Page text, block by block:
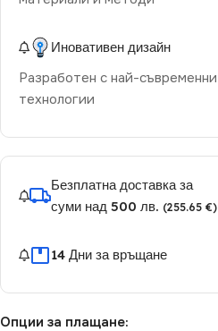
Иновативен дизайн
Разработен с най-съвременни
технологии
Безплатна доставка за
суми над 500 лв. (255.65 €)
14 Дни за връщане
Опции за плащане: